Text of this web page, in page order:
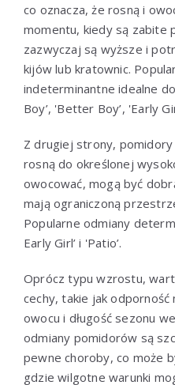
co oznacza, że rosną i
momentu, kiedy są zabite
zazwyczaj są wyższe i
kijów lub kratownic.
indeterminantne idealne
Boy’, 'Better Boy’, 'Early
Z drugiej strony,
rosną do określonej
owocować, mogą być
mają ograniczoną
Popularne odmiany
Early Girl’ i 'Patio’.
Oprócz typu wzrostu,
cechy, takie jak odporność
owocu i długość sezonu
odmiany pomidorów są
pewne choroby, co może
gdzie wilgotne warunki